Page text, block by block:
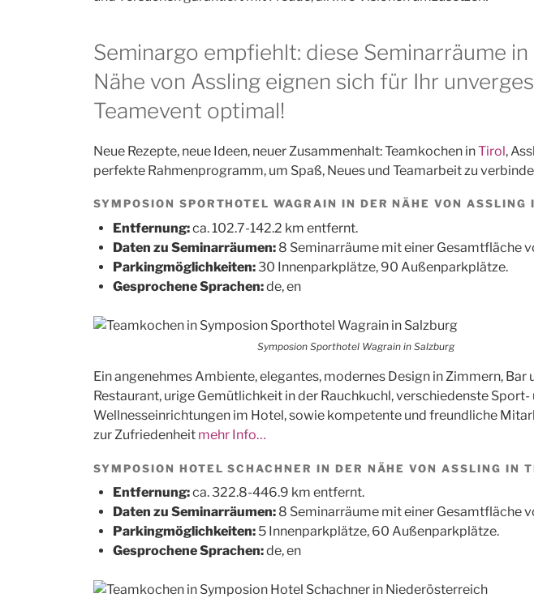
Seminargo empfiehlt: diese Seminarräume in
Nähe von Assling eignen sich für Ihr
Teamevent optimal!
Neue Rezepte, neue Ideen, neuer Zusammenhalt: Teamkochen inTirol,
perfekte Rahmenprogramm, um Spaß, Neues und Teamarbeit zu
SYMPOSION SPORTHOTEL WAGRAIN IN DER NÄHE VON ASSLING
Entfernung:ca. 102.7-142.2 km entfernt.
Daten zu Seminarräumen: 8 Seminarräume mit einer Gesamtfläche
Parkingmöglichkeiten:30 Innenparkplätze, 90 Außenparkplätze.
Gesprochene Sprachen:de, en
Symposion Sporthotel Wagrain in Salzburg
Ein angenehmes Ambiente, elegantes, modernes Design in Zimmern, Bar
Restaurant, urige Gemütlichkeit in der Rauchkuchl, verschiedenste Sport-
Wellnesseinrichtungen im Hotel, sowie kompetente und freundliche
zur Zufriedenheit mehr Info…
SYMPOSION HOTEL SCHACHNER IN DER NÄHE VON ASSLING IN
Entfernung:ca. 322.8-446.9 km entfernt.
Daten zu Seminarräumen: 8 Seminarräume mit einer Gesamtfläche
Parkingmöglichkeiten: 5 Innenparkplätze, 60 Außenparkplätze.
Gesprochene Sprachen:de, en